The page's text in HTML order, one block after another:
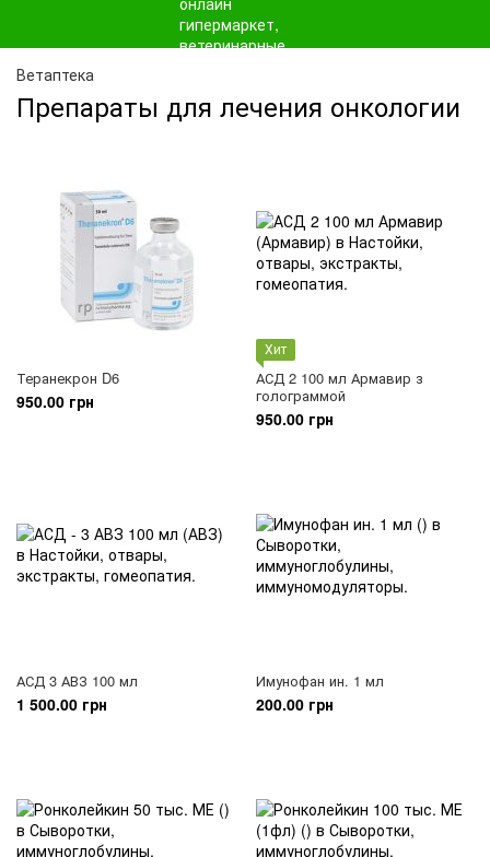
Ветаптека
Препараты для лечения онкологии
Теранекрон D6
950.00 грн
Хит
АСД 2 100 мл Армавир з
голограммой
950.00 грн
АСД 3 АВЗ 100 мл
1 500.00 грн
Имунофан ин. 1 мл
200.00 грн